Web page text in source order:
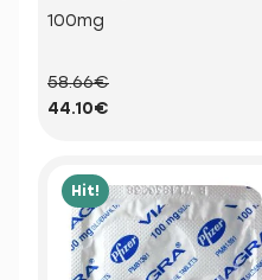
100mg
58.66€
44.10€
Hit!